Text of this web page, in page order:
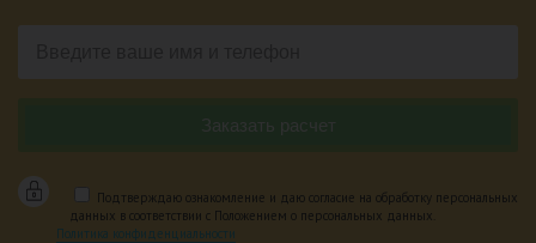
Подтверждаю ознакомление и даю согласие на обработку персональных
данных в соответствии с Положением о персональных данных.
Политика конфиденциальности